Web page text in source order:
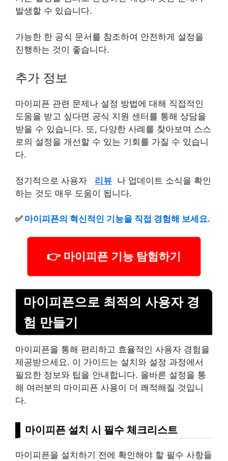
발생할 수 있습니다.
가능한 한 공식 문서를 참조하여 안전하게 설정을
진행하는 것이 좋습니다.
추가 정보
마이피픈 관련 문제나 설정 방법에 대해 직접적인
도움을 받고 싶다면 공식 지원 센터를 통해 상담을
받을 수 있습니다. 또, 다양한 사례를 찾아보며 스스
로의 설정을 개선할 수 있는 기회를 가질 수 있습니
다.
정기적으로 사용자 리뷰 나 업데이트 소식을 확인
하는 것도 매우 도움이 됩니다.
✅ 마이피픈의 혁신적인 기능을 직접 경험해 보세요.
👉 마이피픈 기능 탐험하기
마이피픈으로 최적의 사용자 경
험 만들기
마이피픈을 통해 편리하고 효율적인 사용자 경험을
제공받으세요. 이 가이드는 설치와 설정 과정에서
필요한 정보와 팁을 안내합니다. 올바른 설정을 통
해 여러분의 마이피픈 사용이 더 쾌적해질 것입니
다.
마이피픈 설치 시 필수 체크리스트
마이피픈을 설치하기 전에 확인해야 할 필수 사항들